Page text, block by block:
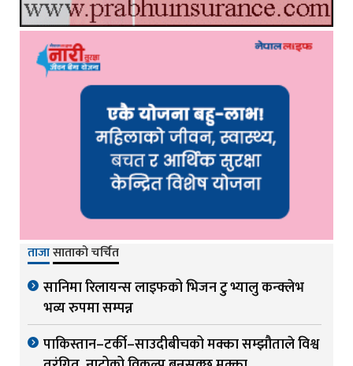
ताजासाताको चर्चित
सानिमा रिलायन्स लाइफको भिजन टु भ्यालु कन्क्लेभ
भव्य रुपमा सम्पन्न
पाकिस्तान–टर्की–साउदीबीचको मक्का सम्झौताले विश्व